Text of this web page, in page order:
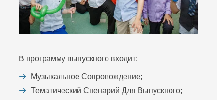
В программу выпускного входит:
Музыкальное Сопровождение;
Тематический Сценарий Для Выпускного;